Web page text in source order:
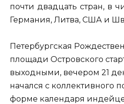
почти двадцать стран, в
Германия, Литва, США и
Петербургская
площади Островского
выходными, вечером 21
начался с коллективного
форме календаря